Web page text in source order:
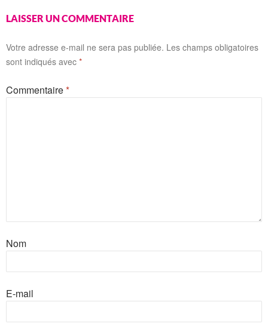
LAISSER UN COMMENTAIRE
Votre adresse e-mail ne sera pas publiée. Les champs obligatoires
sont indiqués avec *
Commentaire*
Nom
E-mail